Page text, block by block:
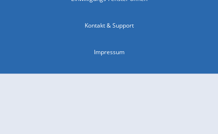
Kontakt & Support
Impressum